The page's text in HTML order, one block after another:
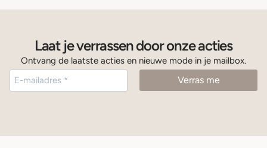
Laat je verrassen door onze acties
Ontvang de laatste acties en nieuwe mode in je mailbox.